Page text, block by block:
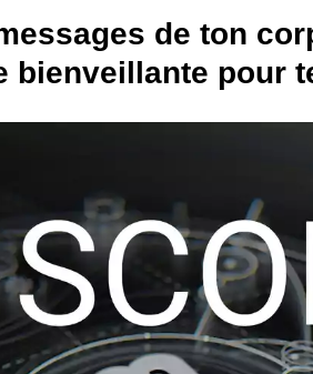
de ton
bienveillante pour